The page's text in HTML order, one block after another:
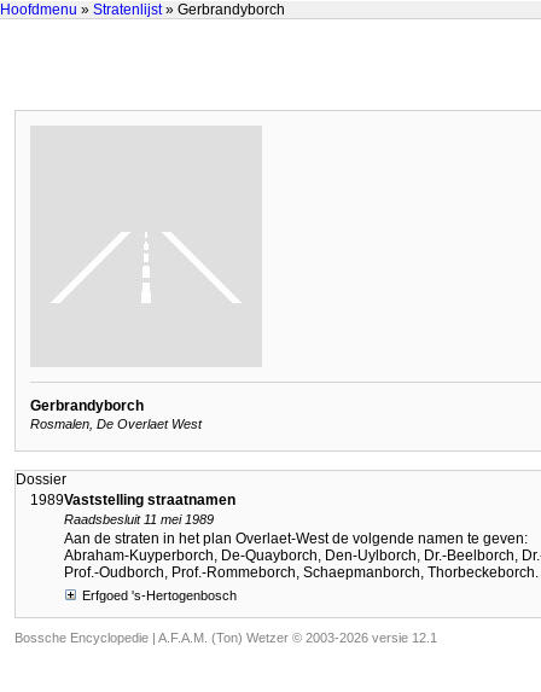
Hoofdmenu » Stratenlijst» Gerbrandyborch
Gerbrandyborch
Rosmalen, De Overlaet West
Dossier
1989Vaststelling straatnamen
Raadsbesluit 11 mei 1989
Aan de straten in het plan Overlaet-West de volgende namen te geven:
Abraham-Kuyperborch, De-Quayborch, Den-Uylborch, Dr.-Beelborch,
Prof.-Oudborch, Prof.-Rommeborch, Schaepmanborch, Thorbeckeborch.
Erfgoed 's-Hertogenbosch
Bossche Encyclopedie | A.F.A.M. (Ton) Wetzer © 2003-2026 versie 12.1